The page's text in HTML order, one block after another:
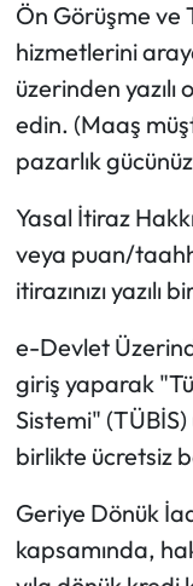
Ön Görüşme ve
hizmetlerini
üzerinden
edin. (Maaş
pazarlık
Yasal İtiraz
veya puan/
itirazınızı
e-Devlet
giriş yaparak
Sistemi"
birlikte ücretsiz
Geriye Dönük
kapsamında,